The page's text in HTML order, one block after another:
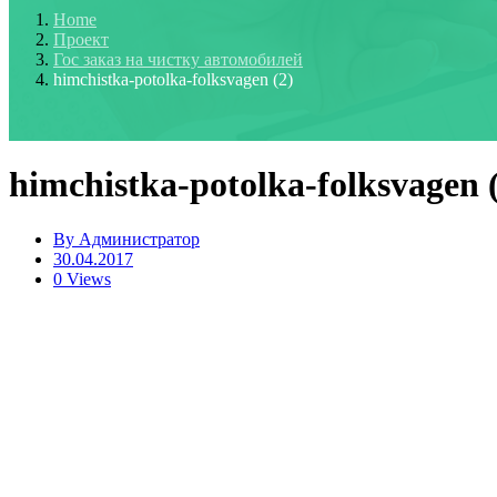
Home
Проект
Гос заказ на чистку автомобилей
himchistka-potolka-folksvagen (2)
himchistka-potolka-folksvagen
By Администратор
30.04.2017
0 Views